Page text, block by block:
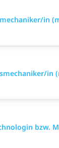
in
in
bzw.